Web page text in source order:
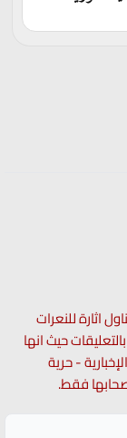
اثارة للنعرات
حيث انها
- حرية
فقط.